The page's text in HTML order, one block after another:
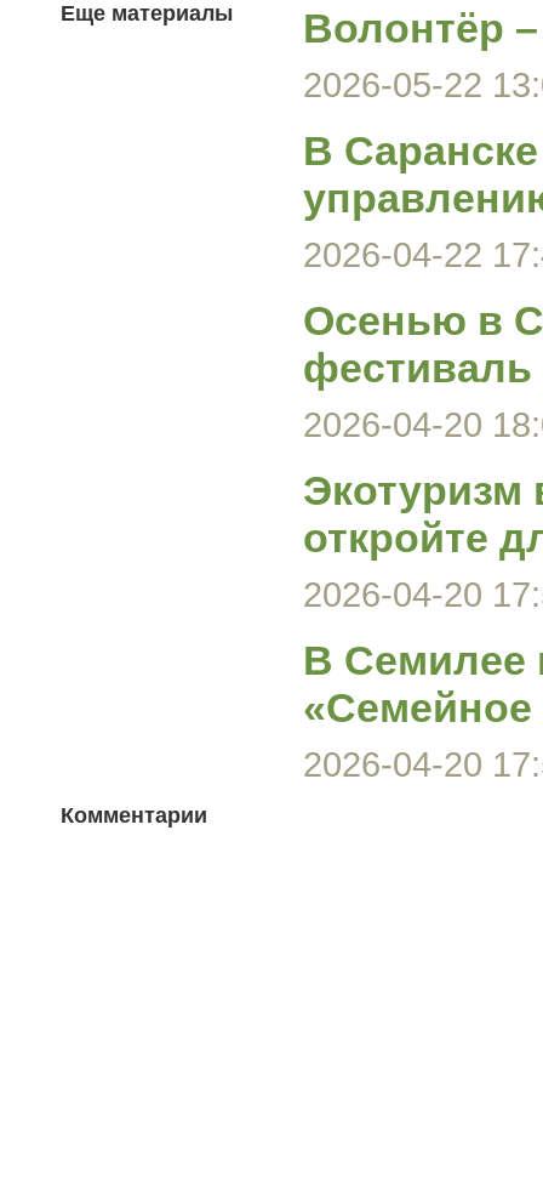
Еще материалы Волонтёр
2026-05-22
В
2026-04-22
Осенью в
2026-04-20
откройте
2026-04-20
В Семилее
2026-04-20
Комментарии